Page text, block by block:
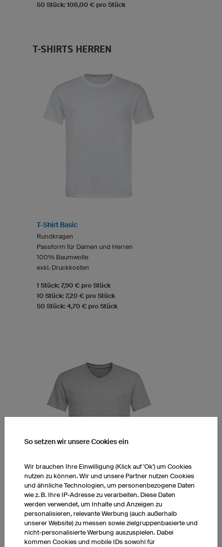
50 Stück: 106,00 € pro Stück
T-SHIRTS HERREN
T-Shirt Basic
Rundkragen
Passform für Damen und Herren
100% Baumwolle
exkl. Druckkosten
1 Stück: 7,90 € pro Stück
10 Stück: 7,20 € pro Stück
50 Stück: 4,70 € pro Stück
T-Shirt V-Kragen
V-Kragen
Passform für Herren
exkl. Druckkosten
So setzen wir unsere Cookies ein
Wir brauchen Ihre Einwilligung (Klick auf 'Ok') um Cookies
nutzen zu können. Wir und unsere Partner nutzen Cookies
und ähnliche Technologien, um personenbezogene Daten
wie z. B. Ihre IP-Adresse zu verarbeiten. Diese Daten
werden verwendet, um Inhalte und Anzeigen zu
personalisieren, relevante Werbung (auch außerhalb
unserer Website) zu messen sowie zielgruppenbasierte und
nicht-personalisierte Werbung auszuspielen. Dabei
kommen Cookies und mobile IDs sowohl für